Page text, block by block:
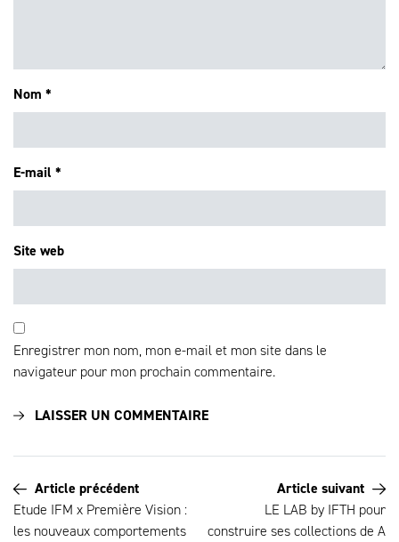
Nom *
E-mail *
Site web
Enregistrer mon nom, mon e-mail et mon site dans le
navigateur pour mon prochain commentaire.
Article précédent
Etude IFM x Première Vision :
les nouveaux comportements
Article suivant
LE LAB by IFTH pour
construire ses collections de A